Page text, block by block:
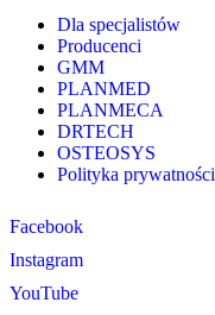
Dla specjalistów
Producenci
GMM
PLANMED
PLANMECA
DRTECH
OSTEOSYS
Polityka prywatności
Facebook
Instagram
YouTube